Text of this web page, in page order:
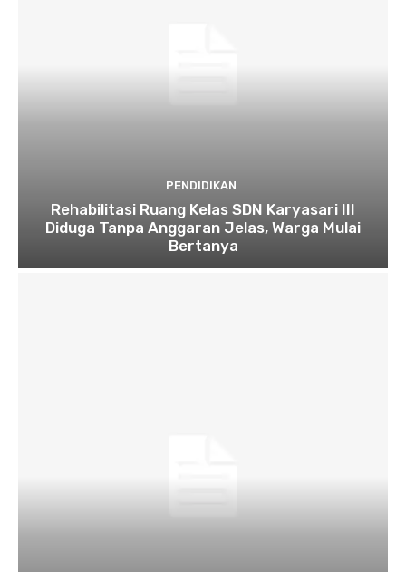
PENDIDIKAN
Rehabilitasi Ruang Kelas SDN Karyasari III
Diduga Tanpa Anggaran Jelas, Warga Mulai
Bertanya